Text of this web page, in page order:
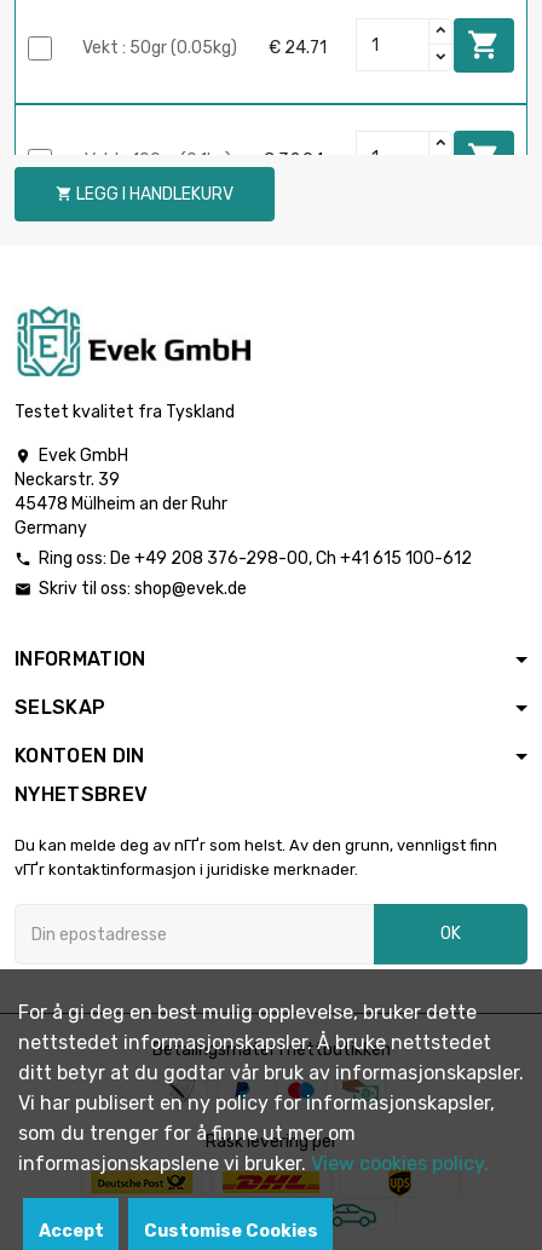
Vekt : 50gr (0.05kg) € 24.71 
Vekt : 100gr (0.1kg) € 32.94 
Vekt : 1000gr (1kg)
Vekt : 2500gr
 LEGG I HANDLEKURV
Testet kvalitet fra Tyskland

Evek GmbH
Neckarstr. 39
45478 Mülheim an der Ruhr
Germany
 Ring oss: De +49 208 376-298-00, Ch +41 615 100-612
 Skriv til oss: shop@evek.de
INFORMATION
SELSKAP
KONTOEN DIN
NYHETSBREV
Du kan melde deg av nГҐr som helst. Av den grunn, vennligst finn
vГҐr kontaktinformasjon i juridiske merknader.
OK
Betalingsmåter i nettbutikken
Rask levering per
For å gi deg en best mulig opplevelse, bruker dette
nettstedet informasjonskapsler. Å bruke nettstedet
ditt betyr at du godtar vår bruk av informasjonskapsler.
Vi har publisert en ny policy for informasjonskapsler,
som du trenger for å finne ut mer om
informasjonskapslene vi bruker. View cookies policy.
Accept Customise Cookies